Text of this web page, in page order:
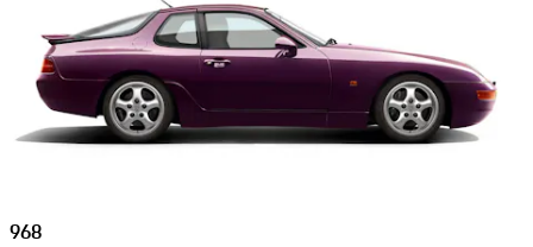
968